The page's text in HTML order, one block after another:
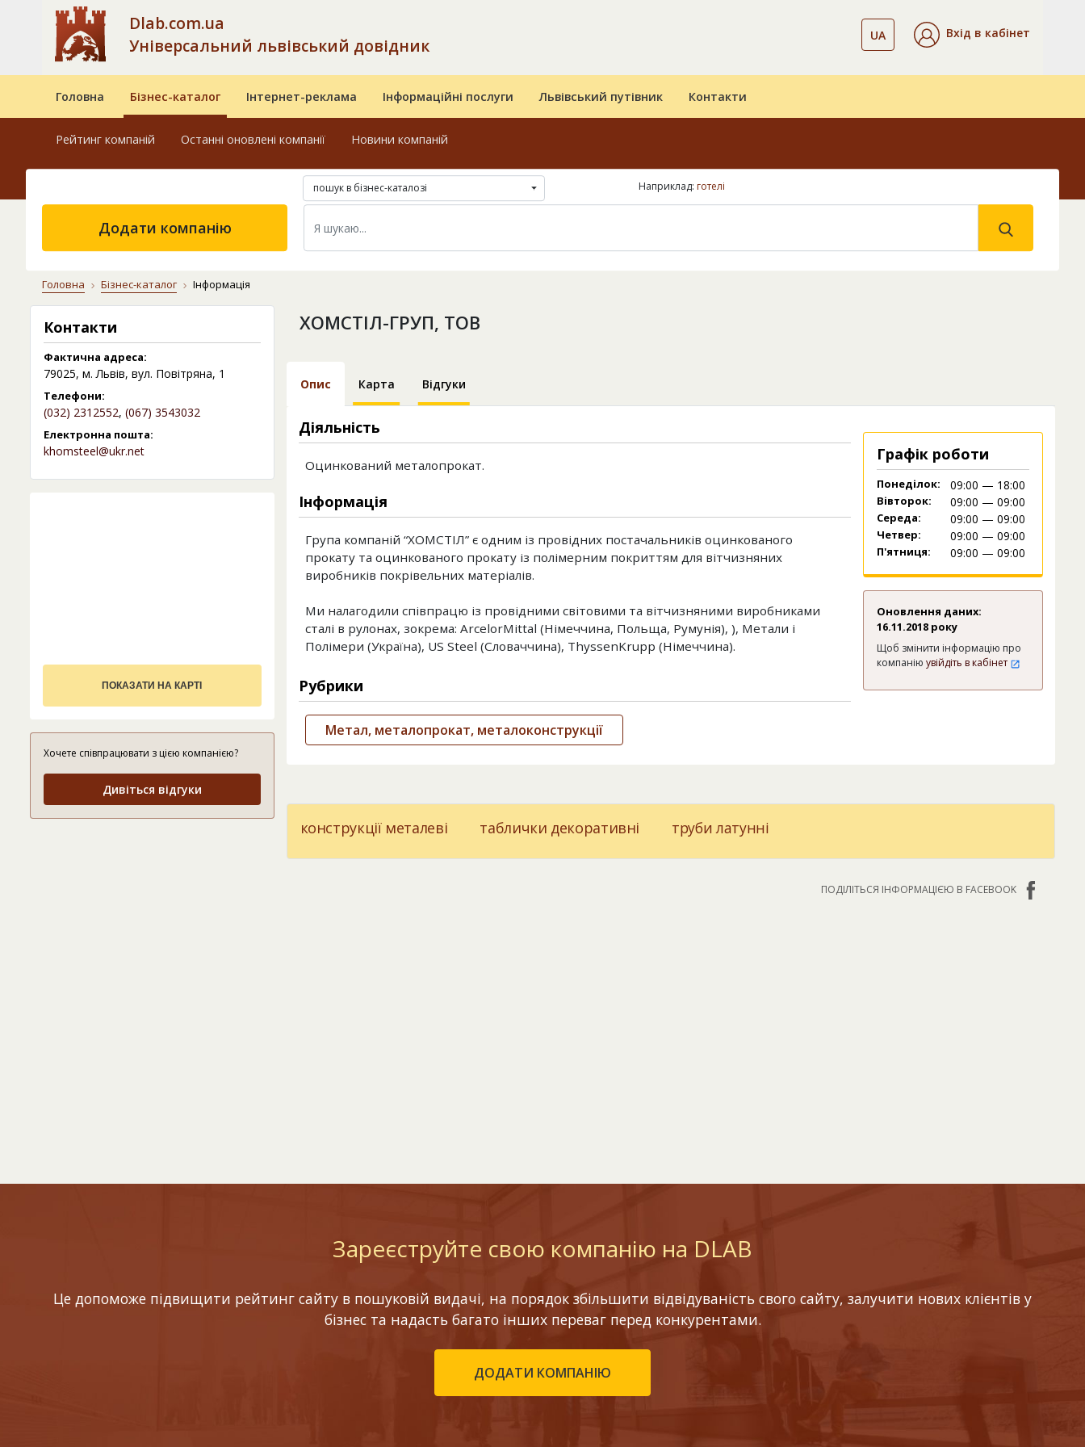
Dlab.com.ua
Універсальний львівський довідник
UA Вхід в кабінет
Головна Бізнес-каталог Інтернет-реклама Інформаційні послуги Львівський путівник Контакти
Рейтинг компаній Останні оновлені компанії Новини компаній
пошук в бізнес-каталозі Наприклад: готелі
Додати компанію
Головна Бізнес-каталог Інформація
Контакти
Фактична адреса:
79025, м. Львів, вул. Повітряна, 1
Телефони:
(032) 2312552, (067) 3543032
Електронна пошта:
khomsteel@ukr.net
ПОКАЗАТИ НА КАРТІ
Хочете співпрацювати з цією компанією?
Дивіться відгуки
ХОМСТІЛ-ГРУП, ТОВ
Опис Карта Відгуки
Діяльність
Оцинкований металопрокат.
Інформація
Група компаній “ХОМСТІЛ” є одним із провідних постачальників оцинкованого
прокату та оцинкованого прокату із полімерним покриттям для вітчизняних
виробників покрівельних матеріалів.
Ми налагодили співпрацю із провідними світовими та вітчизняними виробниками
сталі в рулонах, зокрема: ArcelorMittal (Німеччина, Польща, Румунія), ), Метали і
Полімери (Україна), US Steel (Словаччина), ThyssenKrupp (Німеччина).
Рубрики
Метал, металопрокат, металоконструкції
Графік роботи
Понеділок: 09:00 — 18:00
Вівторок: 09:00 — 09:00
Середа: 09:00 — 09:00
Четвер: 09:00 — 09:00
П'ятниця: 09:00 — 09:00
Оновлення даних:
16.11.2018 року
Щоб змінити інформацію про
компанію увійдіть в кабінет
конструкції металеві таблички декоративні труби латунні
ПОДІЛІТЬСЯ ІНФОРМАЦІЄЮ В FACEBOOK
Зареєструйте свою компанію на DLAB
Це допоможе підвищити рейтинг сайту в пошуковій видачі, на порядок збільшити відвідуваність свого сайту, залучити нових клієнтів у
бізнес та надасть багато інших переваг перед конкурентами.
ДОДАТИ КОМПАНІЮ